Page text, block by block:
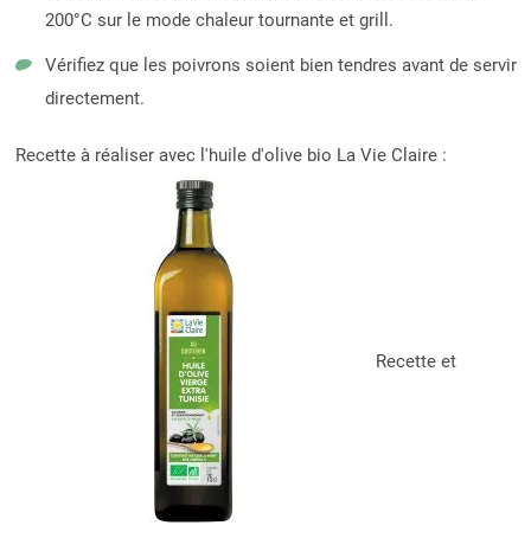
200°C sur le mode chaleur tournante et grill.
Vérifiez que les poivrons soient bien tendres avant de servir
directement.
Recette à réaliser avec l'huile d'olive bio La Vie Claire :
Recette et